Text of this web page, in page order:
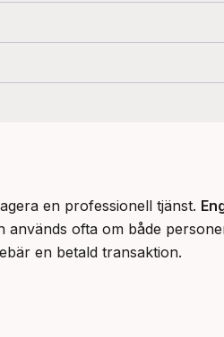
en professionell tjänst.
används ofta om både
en betald transaktion.